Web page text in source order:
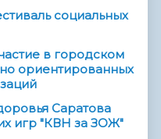
социальных
в городском
ориентированных
Саратова
игр "КВН за ЗОЖ"